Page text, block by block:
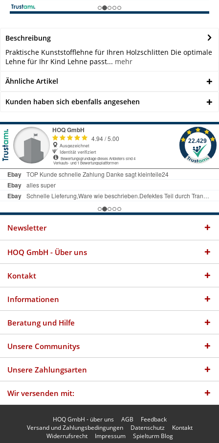
Beschreibung
Praktische Kunststofflehne für Ihren Holzschlitten Die optimale
Lehne für Ihr Kind Lehne passt... mehr
Ähnliche Artikel
Kunden haben sich ebenfalls angesehen
Newsletter
HOQ GmbH - Über uns
Kontakt
Informationen
Beratung und Hilfe
Unsere Communitys
Unsere Zahlungsarten
Wir versenden mit:
HOQ GmbH - über uns AGB
Feedback
Versand und Zahlungsbedingungen
Datenschutz
Kontakt
Widerrufsrecht
Impressum Spielturm Blog